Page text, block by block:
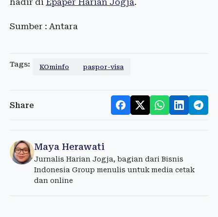
hadir di Epaper Harian Jogja.
Sumber : Antara
Tags: KOminfo paspor-visa
Share
Maya Herawati
Jurnalis Harian Jogja, bagian dari Bisnis
Indonesia Group menulis untuk media cetak
dan online